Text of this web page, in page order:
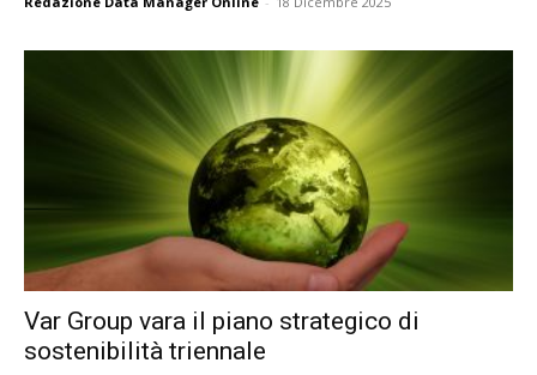
Var Group vara il piano strategico di
sostenibilità triennale